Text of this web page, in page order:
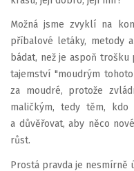
Možná jsme zvyklí na
příbalové letáky, metody
bádat, než je aspoň
tajemství "moudrým
za moudré, protože
maličkým, tedy těm,
a důvěřovat, aby něco
růst.
Prostá pravda je nesmírně